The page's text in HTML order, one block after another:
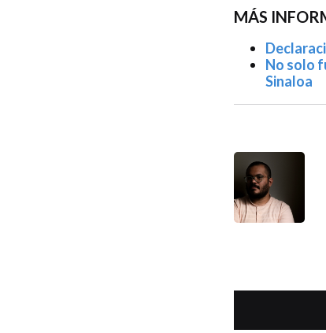
MÁS
No solo
Sinaloa